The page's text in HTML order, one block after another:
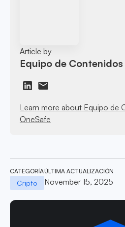
Article by
Equipo de
Learn more about Equipo de
OneSafe
CATEGORÍA
Cripto
ÚLTIMA ACTUALIZACIÓN
November 15, 2025